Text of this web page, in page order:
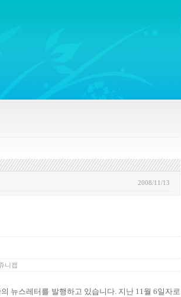
2008/11/13
니캡
뉴스레터를 발행하고 있습니다. 지난 11월 6일자로